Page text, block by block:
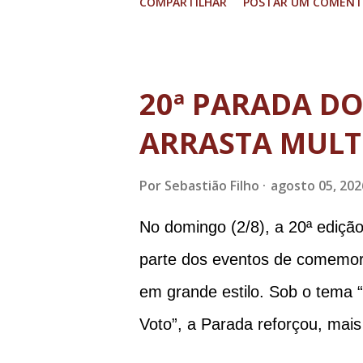
Augusto Heleno, ex-chefe do
tenente-coronel Mauro Cid,
colaborador); o ex-presidente
20ª PARADA
ARRASTA
Por Sebastião Filho agosto 05,
No domingo (2/8), a 20ª
parte dos eventos de
em grande estilo. Sob o tema
Voto”, a Parada reforçou,